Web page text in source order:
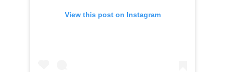
View this post on Instagram